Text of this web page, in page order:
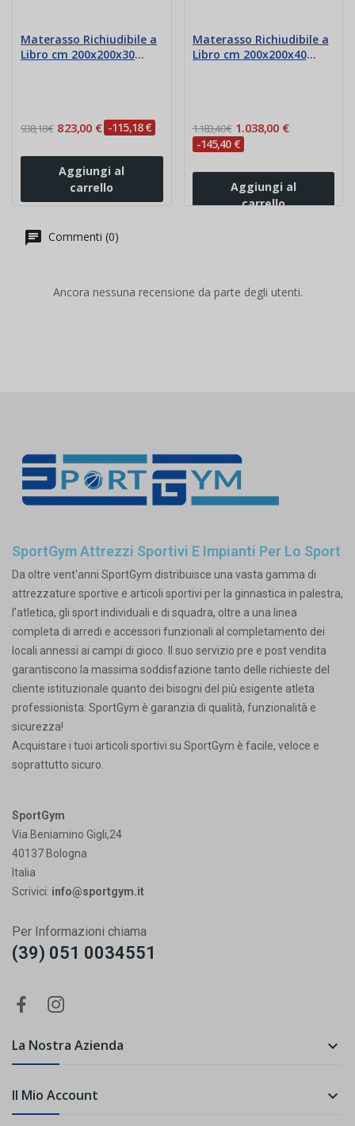
Materasso Richiudibile a
Libro cm 200x200x30
938,18 € 823,00 € -115,18 €
Aggiungi al
carrello
Materasso Richiudibile a
Libro cm 200x200x40
1.183,40 € 1.038,00 €
-145,40 €
Aggiungi al
carrello
Commenti (0)
Ancora nessuna recensione da parte degli utenti.
SportGym Attrezzi Sportivi E Impianti Per Lo Sport
Da oltre vent'anni SportGym distribuisce una vasta gamma di
attrezzature sportive e articoli sportivi per la ginnastica in palestra,
l’atletica, gli sport individuali e di squadra, oltre a una linea
completa di arredi e accessori funzionali al completamento dei
locali annessi ai campi di gioco. Il suo servizio pre e post vendita
garantiscono la massima soddisfazione tanto delle richieste del
cliente istituzionale quanto dei bisogni del più esigente atleta
professionista. SportGym è garanzia di qualità, funzionalità e
sicurezza!
Acquistare i tuoi articoli sportivi su SportGym è facile, veloce e
soprattutto sicuro.
SportGym
Via Beniamino Gigli,24
40137 Bologna
Italia
Scrivici: info@sportgym.it
Per Informazioni chiama
(39) 051 0034551
La Nostra Azienda 
Il Mio Account 